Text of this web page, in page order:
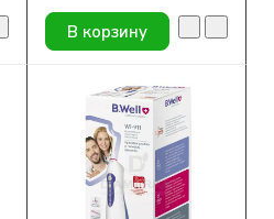
В корзину